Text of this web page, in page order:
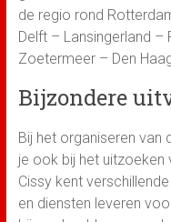
de regio rond
Delft – Lansingerland
Zoetermeer – Den
Bijzondere
Bij het organiseren van
je ook bij het uitzoeken
Cissy kent
en diensten leveren